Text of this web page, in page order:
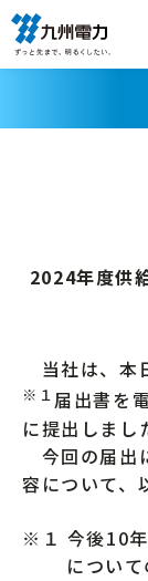
2024年度供
当社は、本
※１届出書を
に提出しまし
今回の届出
容について、
※１ 今後10
につい